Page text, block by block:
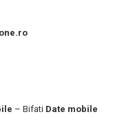
– Bifati Date mobile